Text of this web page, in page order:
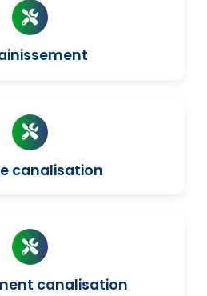
canalisation
canalisation